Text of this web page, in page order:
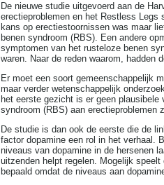
De nieuwe studie uitgevoerd aan de
erectieproblemen en het Restless Legs
kans op erectiestoornissen was maar
benen syndroom (RBS). Een andere
symptomen van het rusteloze benen
waren. Naar de reden waarom, hadden
Er moet een soort gemeenschappelijk
maar verder wetenschappelijk
het eerste gezicht is er geen
syndroom (RBS) aan erectieproblemen
De studie is dan ook de eerste die de
factor dopamine een rol in het verhaal.
niveaus van dopamine in de hersenen
uitzenden helpt regelen. Mogelijk
bepaald omdat de niveaus aan